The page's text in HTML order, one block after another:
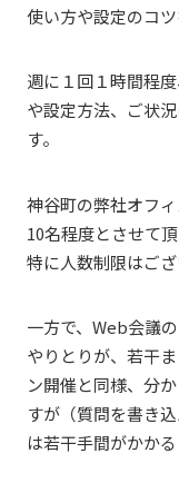
使い方や設定のコ
週に１回１時間程
や設定方法、ご状
す。
神谷町の弊社オフ
10名程度とさせて
特に人数制限はござ
一方で、Web会議
やりとりが、若干
ン開催と同様、分
すが（質問を書き
は若干手間がかか